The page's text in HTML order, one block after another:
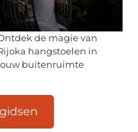
de magie van
hangstoelen in
buitenruimte